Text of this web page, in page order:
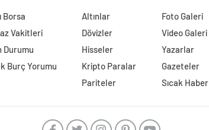
Borsa
Vakitleri
Durumu
Burç Yorumu
Altınlar
Dövizler
Hisseler
Kripto Paralar
Pariteler
Foto Galeri
Video Galeri
Yazarlar
Gazeteler
Sıcak Haber